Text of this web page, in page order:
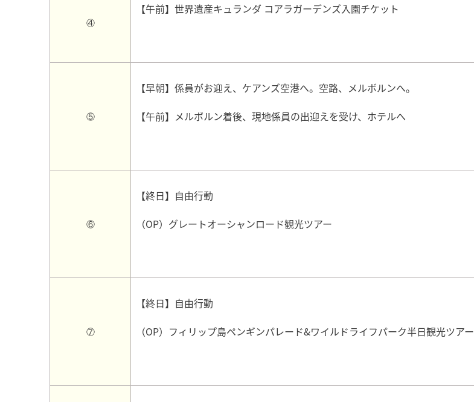
④
【午前】世界遺産キュランダ コアラガーデンズ入園チケット
⑤
【早朝】係員がお迎え、ケアンズ空港へ。空路、メルボルンへ。
【午前】メルボルン着後、現地係員の出迎えを受け、ホテルへ
⑥
【終日】自由行動
（OP）グレートオーシャンロード観光ツアー
⑦
【終日】自由行動
（OP）フィリップ島ペンギンパレード&ワイルドライフパーク半日観光ツアー